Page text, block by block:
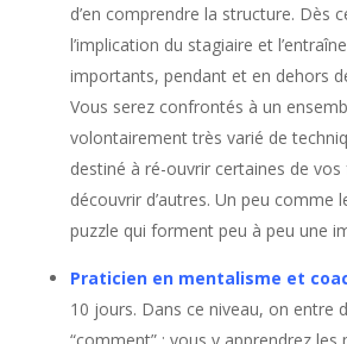
d’en comprendre la structure. Dès
l’implication du stagiaire et
importants, pendant et en dehors
Vous serez confrontés à un
volontairement très varié de
destiné à ré-ouvrir certaines de
découvrir d’autres. Un peu comme
puzzle qui forment peu à peu une
Praticien en mentalisme et
10 jours. Dans ce niveau, on entre
“comment” : vous y apprendrez les
Dans ce dossier exclusif: " Les
par les mentalistes à leur profit depuis
d'années pour Communiquer par la
protéger des influences télépathiques
commerciale de 27 Euros.Dans ce
de Clermont(auteur de 5 best-sellers
la presse comme la référence dans
guide pas à pas
rapidement
développer avec méthode votre
capacités de télépathe. Vous allez